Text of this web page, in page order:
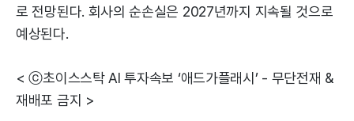
로 전망된다. 회사의 순손실은 2027년까지 지속될 것으로
예상된다.
< ⓒ초이스스탁 AI 투자속보 ‘애드가플래시’ - 무단전재 &
재배포 금지 >